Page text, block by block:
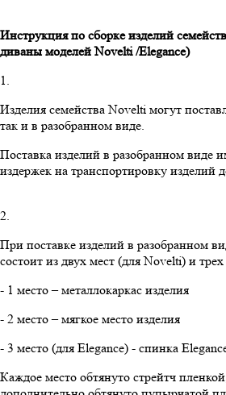
Инструкция по сборке изделий
диваны моделейNovelti/Elegance)
1.
Изделия семейства Novelti могут
так и в разобранном виде.
Поставка изделий в разобранном виде
издержек на транспортировку изделий
2.
При поставке изделий в разобранном
состоит из двух мест (для Novelti) и
- 1 место – металлокаркас изделия
- 2 место – мягкое место изделия
- 3 место (для Elegance) - спинка
Каждое место обтянуто стрейтч